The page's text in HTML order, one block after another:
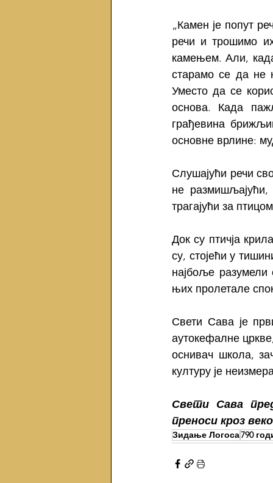
„Камен је попут
речи и трошимо
камењем. Али,
старамо се да не
Уместо да се
основа. Када
грађевина
основне врлине:
Слушајући речи
не
трагајући за
Док су птичја
су, стојећи у
најбоље разумели
њих пролетале
Свети Сава је
аутокефалне
оснивач школа,
културу је
Свети Сава
преноси кроз
Зидање Логоса790